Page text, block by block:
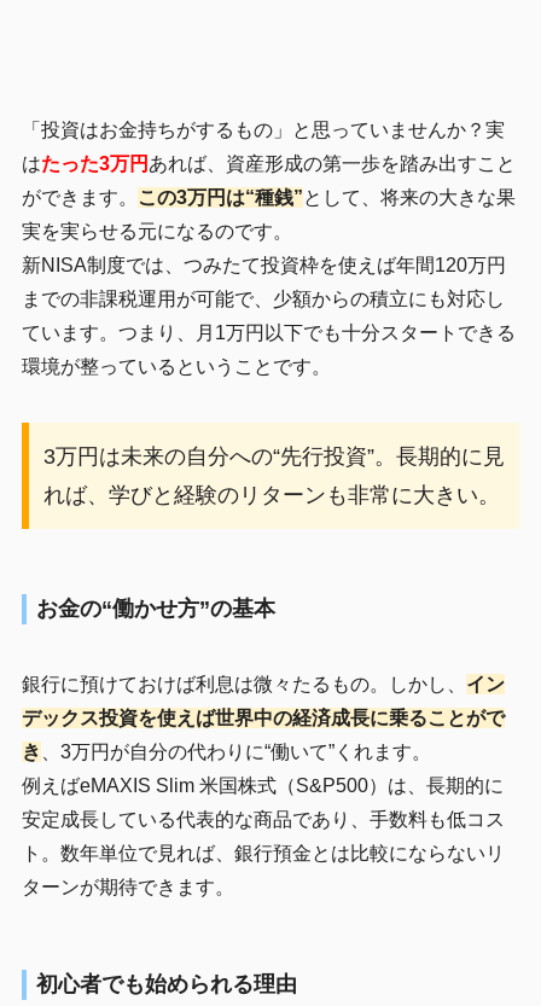
「投資はお金持ちがするもの」と思っていませんか？実
はたった3万円 あれば、資産形成の第一歩を踏み出すこと
ができます。
この3万円は“種銭”として、将来の大きな果
実を実らせる元になるのです。
新NISA制度では、つみたて投資枠を使えば年間120万円
までの非課税運用が可能で、少額からの積立にも対応し
ています。つまり、月1万円以下でも十分スタートできる
環境が整っているということです。
3万円は未来の自分への“先行投資”。長期的に見
れば、学びと経験のリターンも非常に大きい。
お金の“働かせ方”の基本
銀行に預けておけば利息は微々たるもの。しかし、 イン
デックス投資を使えば世界中の経済成長に乗ることがで
き
、3万円が自分の代わりに“働いて”くれます。
例えばeMAXIS Slim 米国株式（S&P500）は、長期的に
安定成長している代表的な商品であり、手数料も低コス
ト。数年単位で見れば、銀行預金とは比較にならないリ
ターンが期待できます。
初心者でも始められる理由